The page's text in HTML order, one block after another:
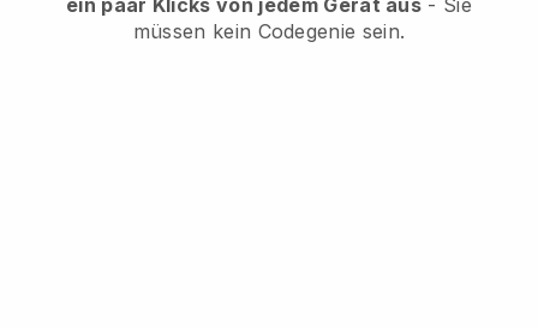
müssen kein Codegenie sein.